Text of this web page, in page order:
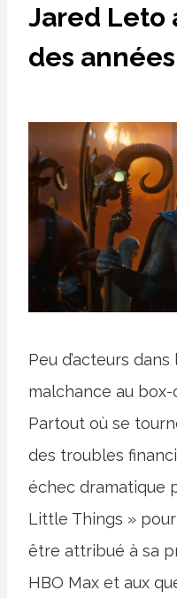
Jared Leto
des
Peu d’acteurs
malchance au
Partout où se
des troubles
échec dramatique
Little Things »
être attribué à sa
HBO Max et aux